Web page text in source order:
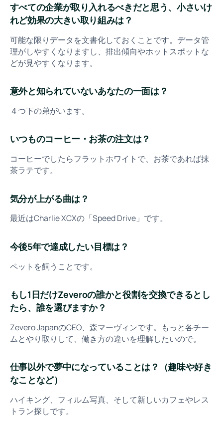
すべての企業が取り入れるべきだと思う、小さいけ
れど効果の大きい取り組みは？
可能な限りデータを文書化しておくことです。データ管
理がしやすくなりますし、排出傾向やホットスポットな
どが見やすくなります。
意外と知られていないあなたの一面は？
４つ下の弟がいます。
いつものコーヒー・お茶の注文は？
コーヒーでしたらフラットホワイトで、お茶であれば抹
茶ラテです。
気分が上がる曲は？
最近はCharlie XCXの「Speed Drive」です。
今後5年で達成したい目標は？
ペットを飼うことです。
もし1日だけZeveroの誰かと役割を交換できるとし
たら、誰を選びますか？
Zevero JapanのCEO、森マーヴィンです。もっと各チー
ムとやり取りして、働き方の違いを理解したいので。
仕事以外で夢中になっていることは？（趣味や好き
なことなど）
ハイキング、フィルム写真、そして新しいカフェやレス
トラン探しです。